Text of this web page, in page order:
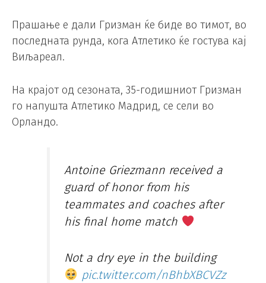
Прашање е дали Гризман ќе биде во тимот, во
последната рунда, кога Атлетико ќе гостува кај
Виљареал.
На крајот од сезоната, 35-годишниот Гризман
го напушта Атлетико Мадрид, се сели во
Орландо.
Antoine Griezmann received a
guard of honor from his
teammates and coaches after
his final home match
Not a dry eye in the building
pic.twitter.com/nBhbXBCVZz